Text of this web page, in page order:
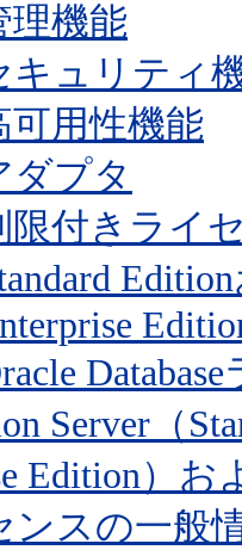
理機能
キュリティ
可用性機能
ダプタ
限付きライ
Server（
Edition）お
ンスの一般